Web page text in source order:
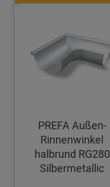
PREFA Außen-
Rinnenwinkel
halbrund RG280
Silbermetallic